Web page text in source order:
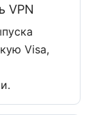
VPN
Visa,